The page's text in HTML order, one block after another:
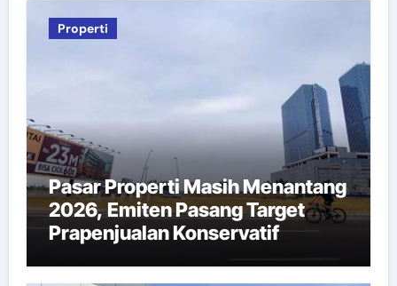
Properti
Pasar Properti Masih Menantang
2026, Emiten Pasang Target
Prapenjualan Konservatif